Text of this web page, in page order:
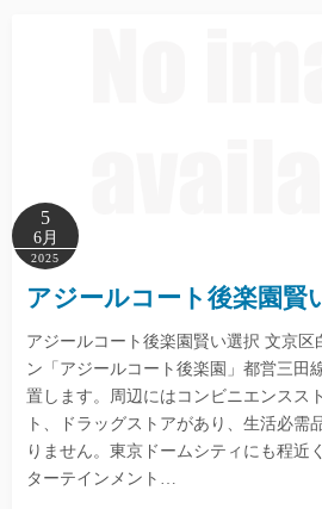
5
6月
2025
アジールコート後楽園賢
アジールコート後楽園賢い選択 文京区
ン「アジールコート後楽園」都営三田
置します。周辺にはコンビニエンスス
ト、ドラッグストアがあり、生活必需
りません。東京ドームシティにも程近
ターテインメント…